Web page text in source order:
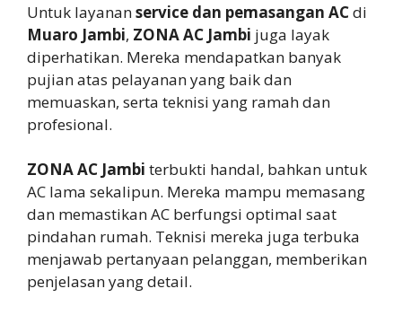
Untuk layananservice dan pemasangan ACdi
Muaro Jambi, ZONA AC Jambi juga layak
diperhatikan. Mereka mendapatkan banyak
pujian atas pelayanan yang baik dan
memuaskan, serta teknisi yang ramah dan
profesional.
ZONA AC Jambi terbukti handal, bahkan untuk
AC lama sekalipun. Mereka mampu memasang
dan memastikan AC berfungsi optimal saat
pindahan rumah. Teknisi mereka juga terbuka
menjawab pertanyaan pelanggan, memberikan
penjelasan yang detail.